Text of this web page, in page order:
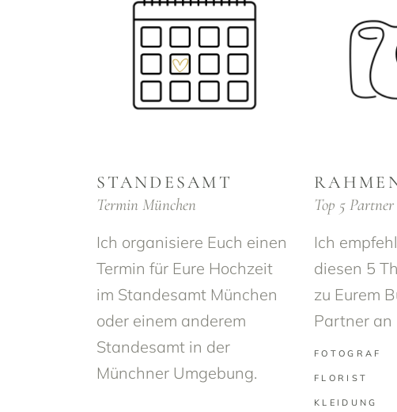
STANDESAMT
Termin München
Ich organisiere Euch einen
Termin für Eure Hochzeit
im Standesamt München
oder einem anderem
Standesamt in der
Münchner Umgebung.
Top 5 Partner
Ich
diesen 5
zu Eurem
Partner an
FOTOGRAF
FLORIST
KLEIDUNG